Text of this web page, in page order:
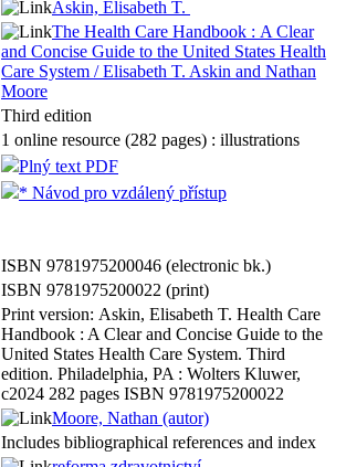
Askin, Elisabeth T.
The Health Care Handbook : A Clear
and Concise Guide to the United States Health
Care System / Elisabeth T. Askin and Nathan
Moore
Third edition
1 online resource (282 pages) : illustrations
Plný text PDF
* Návod pro vzdálený přístup
ISBN 9781975200046 (electronic bk.)
ISBN 9781975200022 (print)
Print version: Askin, Elisabeth T. Health Care
Handbook : A Clear and Concise Guide to the
United States Health Care System. Third
edition. Philadelphia, PA : Wolters Kluwer,
c2024 282 pages ISBN 9781975200022
Moore, Nathan (autor)
Includes bibliographical references and index